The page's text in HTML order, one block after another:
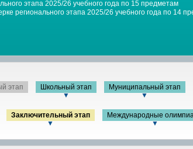
этапа 2025/26 учебного года по 15 предметам
регионального этапа 2025/26 учебного года по 14
этап
Школьный этап
▼
Муниципальный этап
▼
Заключительный этап
▼
Международные
▼